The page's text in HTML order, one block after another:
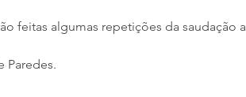
feitas algumas repetições da saudação
Paredes.